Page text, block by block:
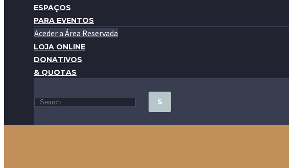
ESPAÇOS
PARA EVENTOS
Aceder a Área Reservada
LOJA ONLINE
DONATIVOS
& QUOTAS